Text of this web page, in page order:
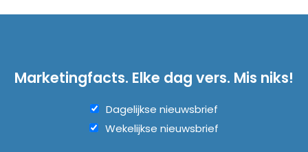
Marketingfacts. Elke dag vers. Mis niks!
Dagelijkse nieuwsbrief
Wekelijkse nieuwsbrief